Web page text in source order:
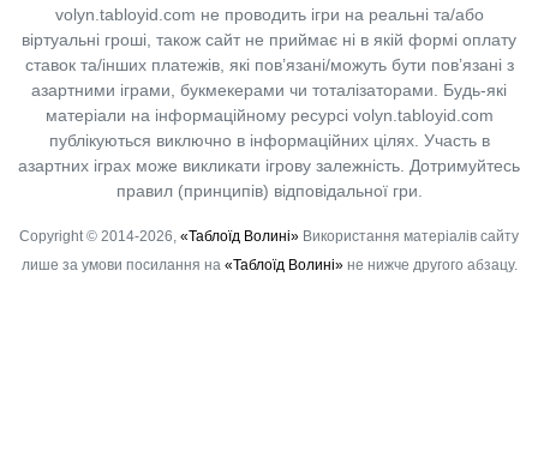
volyn.tabloyid.com не проводить ігри на реальні та/або
віртуальні гроші, також сайт не приймає ні в якій формі оплату
ставок та/інших платежів, які пов’язані/можуть бути пов’язані з
азартними іграми, букмекерами чи тоталізаторами. Будь-які
матеріали на інформаційному ресурсі volyn.tabloyid.com
публікуються виключно в інформаційних цілях. Участь в
азартних іграх може викликати ігрову залежність. Дотримуйтесь
правил (принципів) відповідальної гри.
Copyright © 2014-2026, «Таблоїд Волині» Використання матеріалів сайту
лише за умови посилання на «Таблоїд Волині»не нижче другого абзацу.